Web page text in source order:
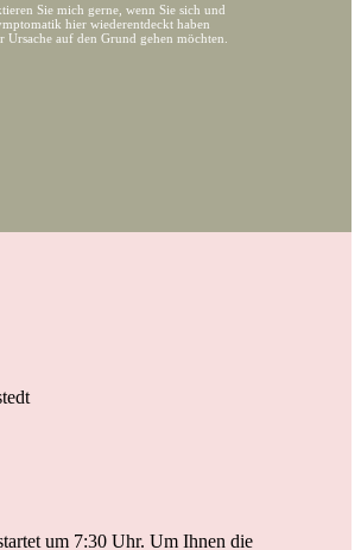
Sie mich gerne, wenn Sie sich und
hier wiederentdeckt haben
Ursache auf den Grund gehen möchten.
um 7:30 Uhr. Um Ihnen die